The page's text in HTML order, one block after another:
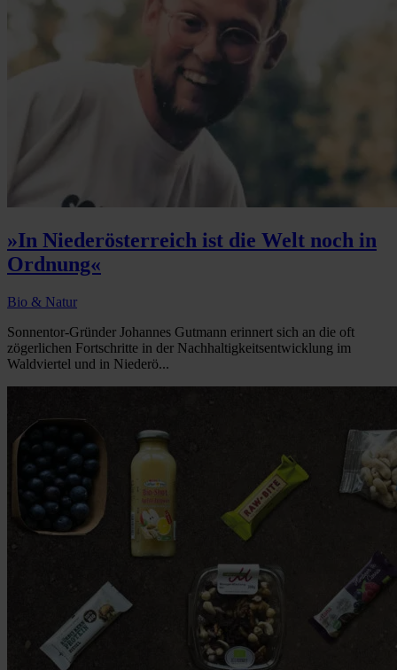
»In Niederösterreich ist die Welt noch in
Ordnung«
Bio & Natur
Sonnentor-Gründer Johannes Gutmann erinnert sich an die oft
zögerlichen Fortschritte in der Nachhaltigkeitsentwicklung im
Waldviertel und in Niederö...